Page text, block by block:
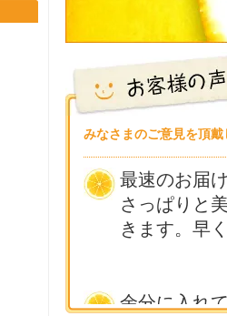
2025.1.9 愛媛
とめ買いあり！「
予定となります。
2025.12.23 ※年
月5日まで休業し
ください。今年も
2025.10.4 新米
だ在庫あります。
わせ)１０月中旬
みなさまのご意見を頂
最速のお届
さっぱりと
きます。早
余分に入れ